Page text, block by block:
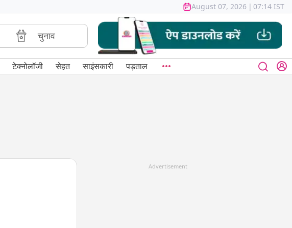
August 07, 2026 | 07:14 IST
चुनाव
टेक्नोलॉजी सेहत साइंसकारी पड़ताल
Advertisement